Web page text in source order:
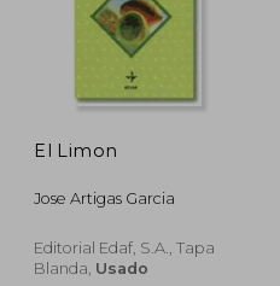
dcto.
El Limon
Jose Artigas Garcia
Editorial Edaf, S.A., Tapa
Blanda, Usado